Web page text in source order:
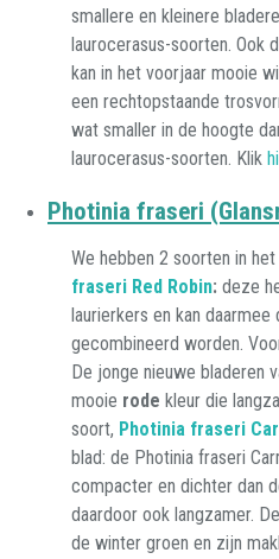
smallere en kleinere
laurocerasus-soorten. Ook
kan in het voorjaar mooie
een rechtopstaande
wat smaller in de hoogte
laurocerasus-soorten. Klik
Photinia fraseri
We hebben 2 soorten in
fraseri Red Robin: deze
laurierkers en kan daarmee
gecombineerd worden.
De jonge nieuwe bladeren
mooie rode kleur die
soort, Photinia fraseri
blad: de Photinia fraseri
compacter en dichter dan
daardoor ook langzamer.
de winter groen en zijn